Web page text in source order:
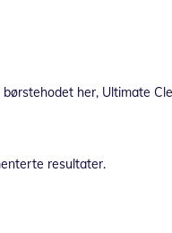
her, Ultimate
resultater.